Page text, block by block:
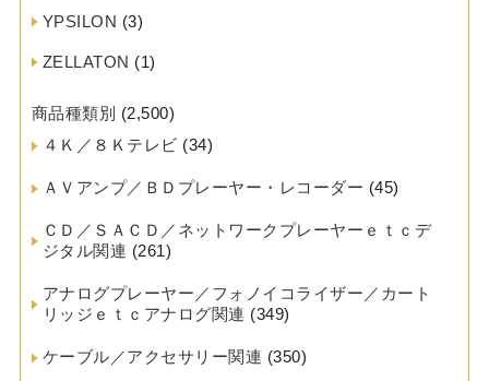
YPSILON (3)
ZELLATON (1)
商品種類別 (2,500)
４Ｋ／８Ｋテレビ (34)
ＡＶアンプ／ＢＤプレーヤー・レコーダー (45)
ＣＤ／ＳＡＣＤ／ネットワークプレーヤーｅｔｃデ
ジタル関連 (261)
アナログプレーヤー／フォノイコライザー／カート
リッジｅｔｃアナログ関連 (349)
ケーブル／アクセサリー関連 (350)